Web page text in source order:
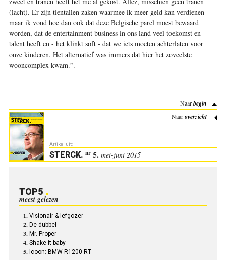
(lacht). Er zijn tientallen zaken waarmee ik meer geld kan verdienen
maar ik vond hoe dan ook dat deze Belgische parel moest bewaard
worden, dat de entertainment business in ons land veel toekomst en
talent heeft en - het klinkt soft - dat we iets moeten achterlaten voor
onze kinderen. Het alternatief was immers dat hier het zoveelste
wooncomplex kwam.”.
Naarbegin
Naaroverzicht
Artikel uit:
STERCK. nr5. mei-juni 2015
TOP5
meest gelezen
Visionair & lefgozer
De dubbel
Mr. Proper
Shake it baby
Icoon: BMW R1200 RT